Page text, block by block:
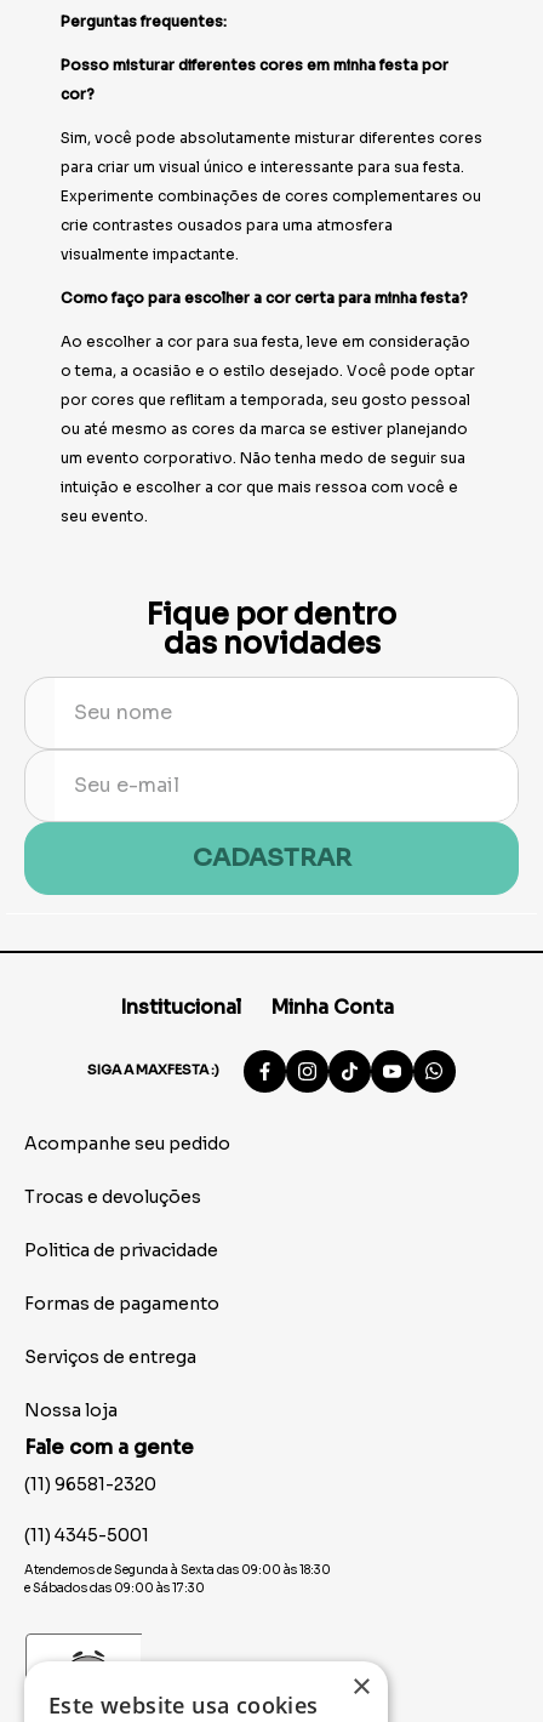
Perguntas frequentes:
Posso misturar diferentes cores em minha festa por
cor?
Sim, você pode absolutamente misturar diferentes cores
para criar um visual único e interessante para sua festa.
Experimente combinações de cores complementares ou
crie contrastes ousados para uma atmosfera
visualmente impactante.
Como faço para escolher a cor certa para minha festa?
Ao escolher a cor para sua festa, leve em consideração
o tema, a ocasião e o estilo desejado. Você pode optar
por cores que reflitam a temporada, seu gosto pessoal
ou até mesmo as cores da marca se estiver planejando
um evento corporativo. Não tenha medo de seguir sua
intuição e escolher a cor que mais ressoa com você e
seu evento.
Fique por dentro
das novidades
CADASTRAR
Institucional Minha Conta
SIGA A MAXFESTA :)
Acompanhe seu pedido
Trocas e devoluções
Politica de privacidade
Formas de pagamento
Serviços de entrega
Nossa loja
Fale com a gente
(11) 96581-2320
(11) 4345-5001
Atendemos de Segunda à Sexta das 09:00 às 18:30
e Sábados das 09:00 às 17:30
×
Este website usa cookies